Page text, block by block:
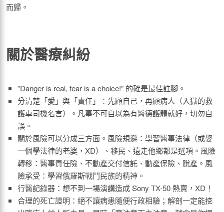
而歸。
關於醫療糾紛
”Danger is real, fear is a choice!” 的確是最佳註腳。
分清楚「愛」與「責任」：先顧自己，再顧病人（入獄的救
護車司機名言）。凡事不可自以為有醫德護體就好，切勿自
誤。
關於風險可以分成三方面。風險規避：學習醫事法律（或娶
一個學法律的老婆，XD）、移民、遠走他鄉都是選項。風險
轉移：醫事責任險、不動產交付信託、動產保險、脫產。風
險承受：學習俄羅斯戰鬥民族的精神。
行醫記錄器：想不到一場演講造成 Sony TX-50 熱賣，XD！
合理的死亡證明：絕不讓病患隨便行政相驗；解剖一定能挖